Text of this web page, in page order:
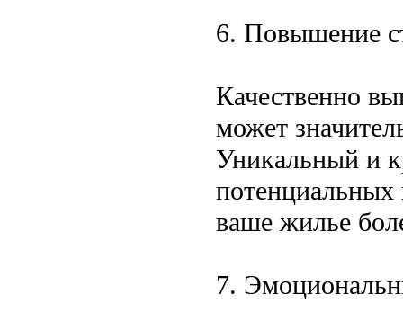
6. Повышение
Качественно
может
Уникальный и
потенциальных
ваше жилье
7.